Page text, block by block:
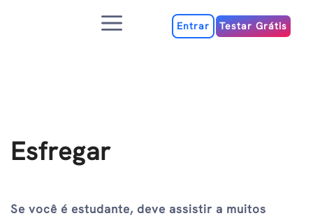
MenuEntrar Testar Grátis
Esfregar
Se você é estudante, deve assistir a muitos